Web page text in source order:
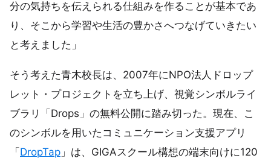
分の気持ちを伝えられる仕組みを作ることが基本であ
り、そこから学習や生活の豊かさへつなげていきたい
と考えました」
そう考えた青木校長は、2007年にNPO法人ドロップ
レット・プロジェクトを立ち上げ、視覚シンボルライ
ブラリ「Drops」の無料公開に踏み切った。現在、こ
のシンボルを用いたコミュニケーション支援アプリ
「DropTap 」は、GIGAスクール構想の端末向けに120